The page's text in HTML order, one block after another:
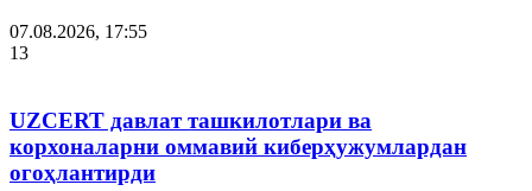
07.08.2026, 17:55
13
UZCERT давлат ташкилотлари ва
корхоналарни оммавий киберҳужумлардан
огоҳлантирди